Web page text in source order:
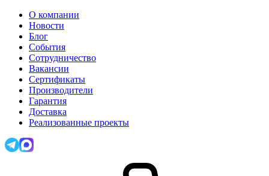
О компании
Новости
Блог
События
Сотрудничество
Вакансии
Сертификаты
Производители
Гарантия
Доставка
Реализованные проекты